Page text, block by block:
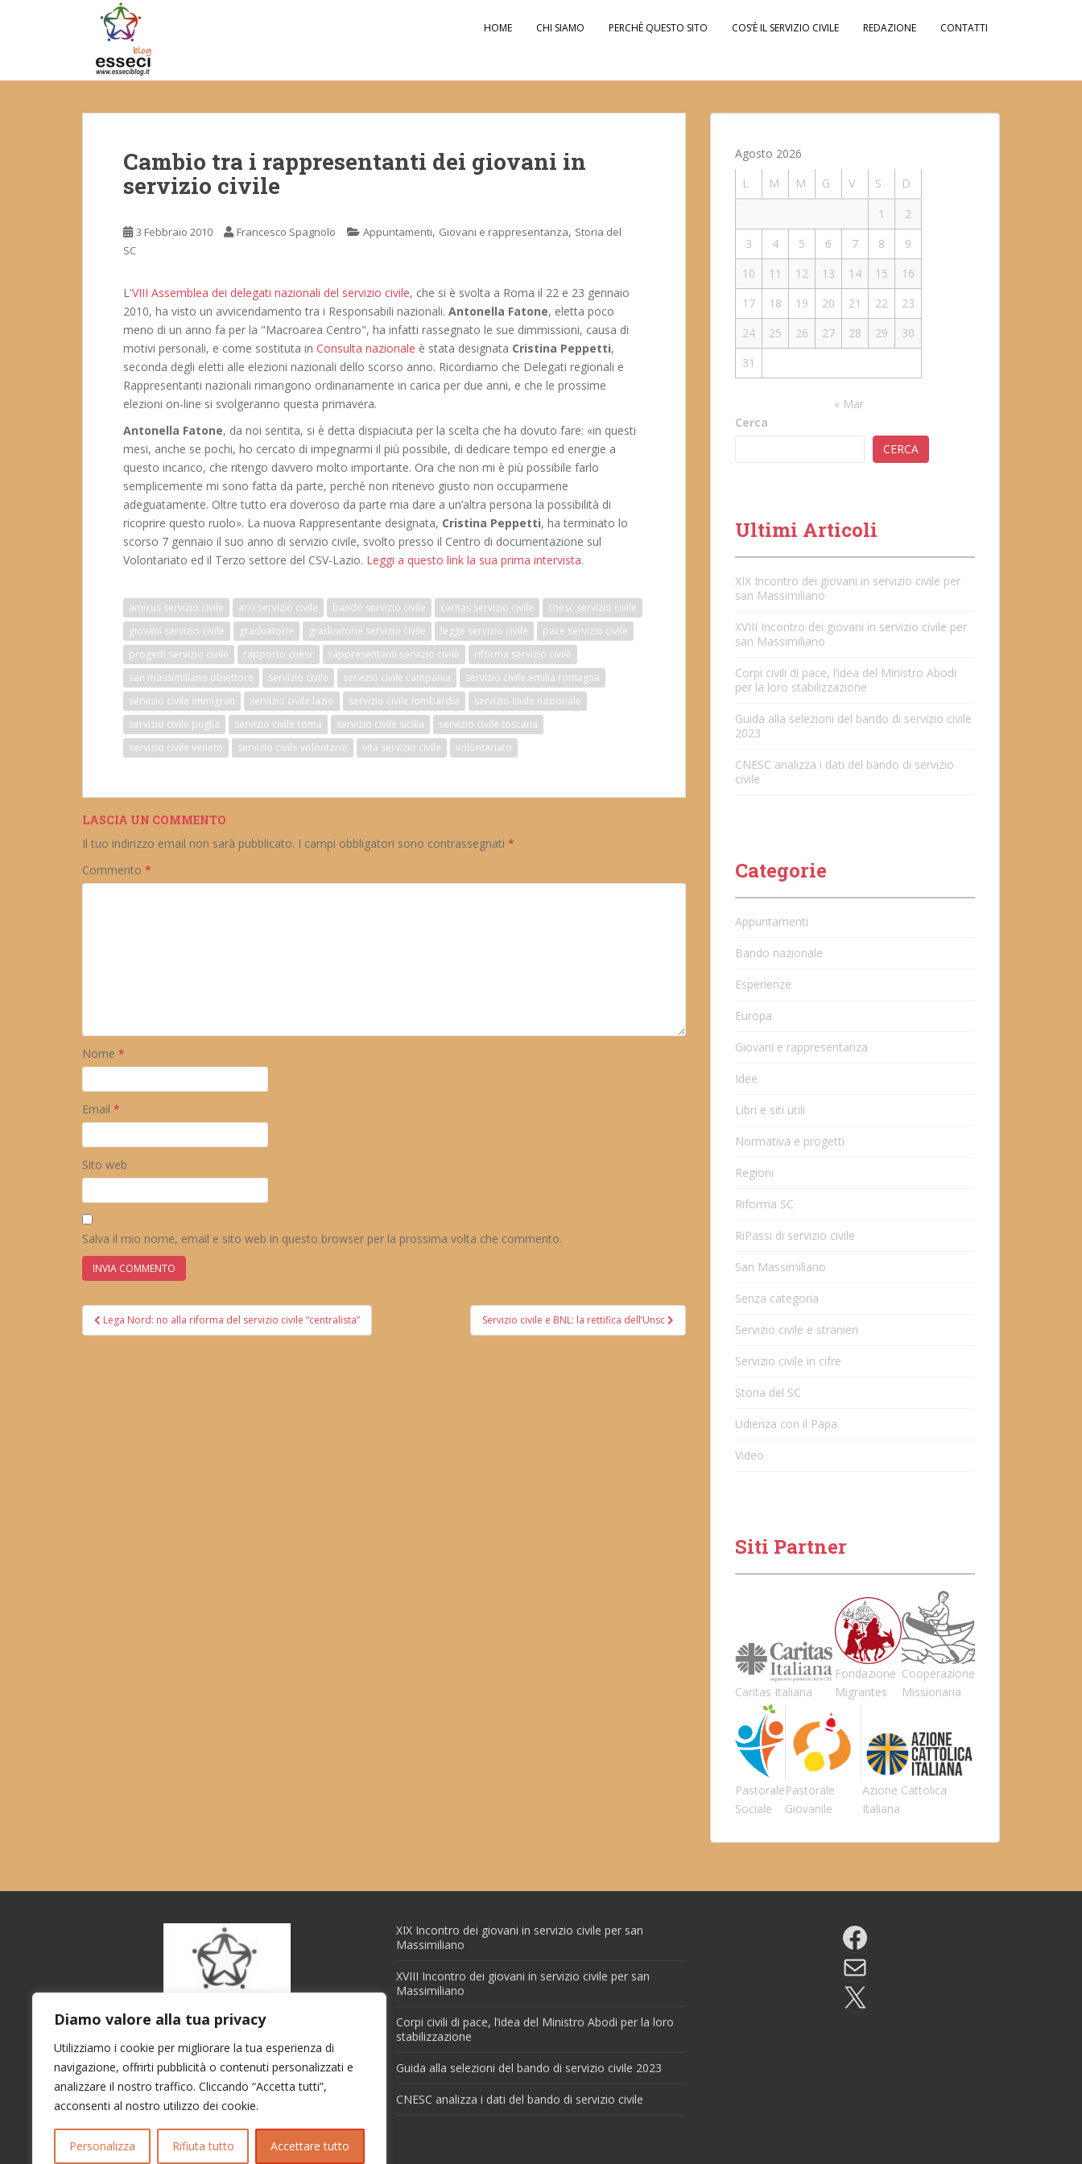
Diamo valore alla tua privacy
Utilizziamo i cookie per migliorare la tua esperienza di
navigazione, offrirti pubblicità o contenuti personalizzati e
analizzare il nostro traffico. Cliccando “Accetta tutti”,
acconsenti al nostro utilizzo dei cookie.
Personalizza Rifiuta tutto Accettare tutto
t
HOME CHI SIAMO PERCHÈ QUESTO SITO COS’È IL SERVIZIO CIVILE REDAZIONE CONTATTI
Cambio tra i rappresentanti dei giovani in
servizio civile
3 Febbraio 2010 Francesco Spagnolo Appuntamenti, Giovani e rappresentanza, Storia del
SC
L'VIII Assemblea dei delegati nazionali del servizio civile, che si è svolta a Roma il 22 e 23 gennaio
2010, ha visto un avvicendamento tra i Responsabili nazionali. Antonella Fatone, eletta poco
meno di un anno fa per la "Macroarea Centro", ha infatti rassegnato le sue dimmissioni, causa di
motivi personali, e come sostituta in Consulta nazionale è stata designata Cristina Peppetti,
seconda degli eletti alle elezioni nazionali dello scorso anno. Ricordiamo che Delegati regionali e
Rappresentanti nazionali rimangono ordinariamente in carica per due anni, e che le prossime
elezioni on-line si svolgeranno questa primavera.
Antonella Fatone, da noi sentita, si è detta dispiaciuta per la scelta che ha dovuto fare: «in questi
mesi, anche se pochi, ho cercato di impegnarmi il più possibile, di dedicare tempo ed energie a
questo incarico, che ritengo davvero molto importante. Ora che non mi è più possibile farlo
semplicemente mi sono fatta da parte, perché non ritenevo giusto non occuparmene
adeguatamente. Oltre tutto era doveroso da parte mia dare a un’altra persona la possibilità di
ricoprire questo ruolo». La nuova Rappresentante designata, Cristina Peppetti, ha terminato lo
scorso 7 gennaio il suo anno di servizio civile, svolto presso il Centro di documentazione sul
Volontariato ed il Terzo settore del CSV-Lazio. Leggi a questo link la sua prima intervista.
amicus servizio civile arci servizio civile bando servizio civile caritas servizio civile
cnesc servizio civile
giovani servizio civile
graduatorie graduatorie servizio civile legge servizio civile
pace servizio civile
progetti servizio civile
rapporto cnesc rappresentanti servizio civile
riforma servizio civile
san massimiliano obiettore
servizio civile servizio civile campania
servizio civile emilia romagna
servizio civile immigrati
servizio civile lazio servizio civile lombardia
servizio civile nazionale
servizio civile puglia
servizio civile roma servizio civile sicilia
servizio civile toscana
servizio civile veneto
servizio civile volontario vita servizio civile volontariato
LASCIA UN COMMENTO
Il tuo indirizzo email non sarà pubblicato. I campi obbligatori sono contrassegnati *
Commento *
Nome *
Email *
Sito web
Salva il mio nome, email e sito web in questo browser per la prossima volta che commento.
Navigazione
articoli
Lega Nord: no alla riforma del servizio civile “centralista” Servizio civile e BNL: la rettifica dell’Unsc
Agosto 2026
L
M M G V S
D
1
2
3
4 5 6 7 8
9
10
11 12 13 14 15
16
17
18 19 20 21 22
23
24
25 26 27 28 29
30
31
« Mar
Cerca
CERCA
Ultimi Articoli
XIX Incontro dei giovani in servizio civile per
san Massimiliano
XVIII Incontro dei giovani in servizio civile per
san Massimiliano
Corpi civili di pace, l’idea del Ministro Abodi
per la loro stabilizzazione
Guida alla selezioni del bando di servizio civile
2023
CNESC analizza i dati del bando di servizio
civile
Categorie
Appuntamenti
Bando nazionale
Esperienze
Europa
Giovani e rappresentanza
Idee
Libri e siti utili
Normativa e progetti
Regioni
Riforma SC
RiPassi di servizio civile
San Massimiliano
Senza categoria
Servizio civile e stranieri
Servizio civile in cifre
Storia del SC
Udienza con il Papa
Video
Siti Partner
Caritas Italiana
Fondazione
Migrantes
Cooperazione
Missionaria
Pastorale
Sociale
Pastorale
Giovanile
Azione Cattolica
Italiana
XIX Incontro dei giovani in servizio civile per san
Massimiliano
XVIII Incontro dei giovani in servizio civile per san
Massimiliano
Corpi civili di pace, l’idea del Ministro Abodi per la loro
stabilizzazione
Guida alla selezioni del bando di servizio civile 2023
CNESC analizza i dati del bando di servizio civile
Facebook
Email
X